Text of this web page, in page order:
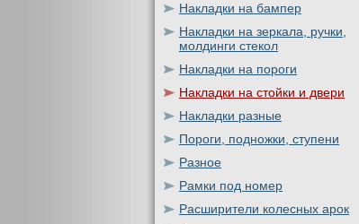
Накладки на бампер
Накладки на зеркала, ручки,
молдинги стекол
Накладки на пороги
Накладки на стойки и двери
Накладки разные
Пороги, подножки, ступени
Разное
Рамки под номер
Расширители колесных арок